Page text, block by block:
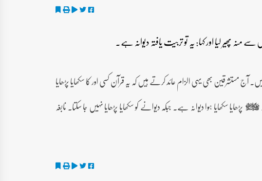
آج مستشرقین بھی یہی الزام عائد کرتے ہیں کہ یہ قرآن کسی اور کا سکھایا پڑھایا
صلى‌الله‌عليه‌وآله‌وسلم پڑھایا سکھایا ہوا دیوانہ ہے۔ جبکہ دیوانے کو سکھایا پڑھایا نہیں جا سکتا۔ نابغہ